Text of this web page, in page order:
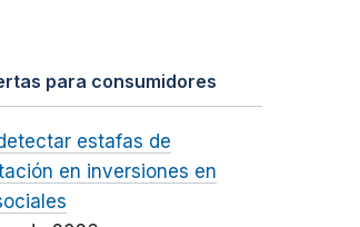
para consumidores
estafas de
en inversiones en